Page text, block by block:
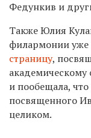
Федункив и
Также Юлия
филармонии уже
страницу,
академическому
и пообещала,
посвященного
целиком.